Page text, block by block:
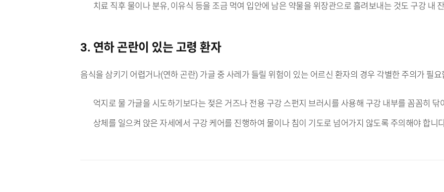
치료 직후 물이나 분유, 이유식 등을 조금 먹여 입안에 남은 약물을 위장관으로 흘려보내는 것도 구강 내
3. 연하 곤란이 있는 고령 환자
음식을 삼키기 어렵거나(연하 곤란) 가글 중 사레가 들릴 위험이 있는 어르신 환자의 경우 각별한 주의가 필요
억지로 물 가글을 시도하기보다는 젖은 거즈나 전용 구강 스펀지 브러시를 사용해 구강 내부를 꼼꼼히 닦
상체를 일으켜 앉은 자세에서 구강 케어를 진행하여 물이나 침이 기도로 넘어가지 않도록 주의해야 합니